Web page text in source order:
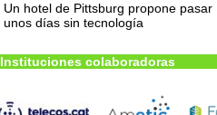
Un hotel de Pittsburg propone pasar
unos días sin tecnología
Instituciones colaboradoras